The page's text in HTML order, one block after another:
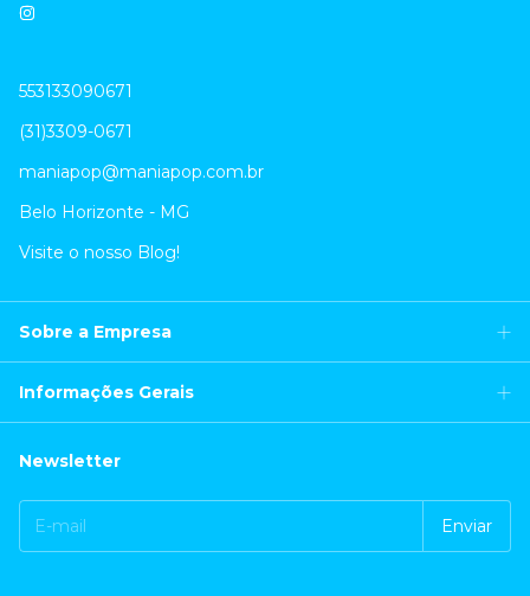
553133090671
(31)3309-0671
maniapop@maniapop.com.br
Belo Horizonte - MG
Visite o nosso Blog!
Sobre a Empresa
Informações Gerais
Newsletter